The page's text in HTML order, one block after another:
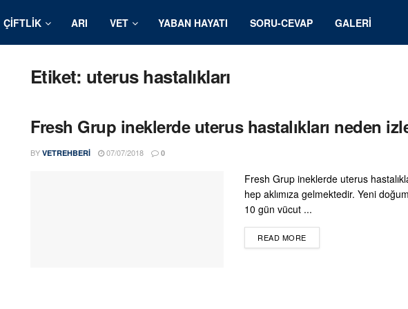
ÇIFTLIK ARI VET YABAN HAYATI SORU-CEVAP GALERI
Etiket: uterus hastalıkları
Fresh Grup ineklerde uterus hastalıkları neden
BY VETREHBERI 07/07/2018 0
Fresh Grup ineklerde uterus
hep aklımıza gelmektedir. Yeni
10 gün vücut ...
READ MOREDETAILS